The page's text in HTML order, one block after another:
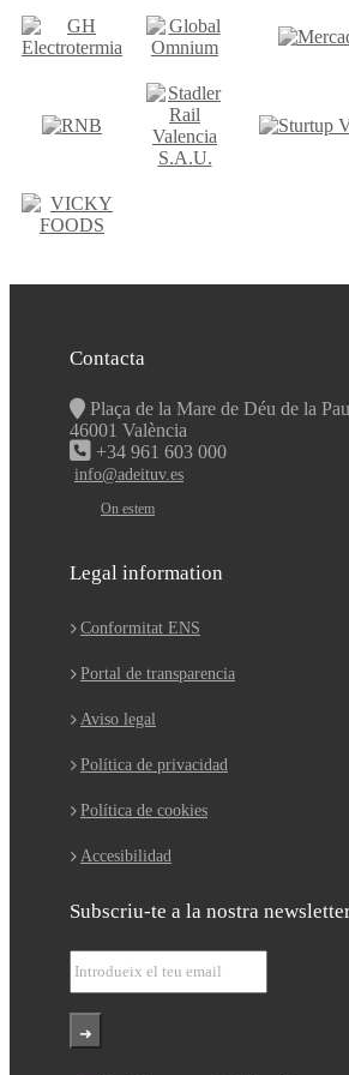
Contacta
Plaça de la Mare de Déu de la
46001 València
+34 961 603 000
info@adeituv.es
On estem
Legal information
Conformitat ENS
Portal de transparencia
Aviso legal
Política de privacidad
Política de cookies
Accesibilidad
Subscriu-te a la nostra